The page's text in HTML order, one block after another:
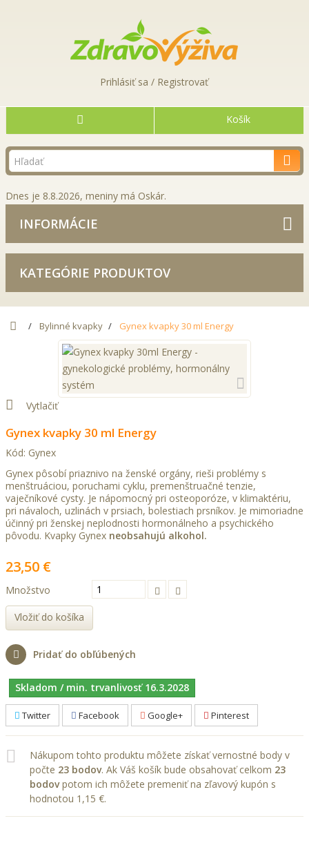
Prihlásiť sa / Registrovať
Košík
Dnes je 8.8.2026, meniny má Oskár.
INFORMÁCIE
KATEGÓRIE PRODUKTOV
Bylinné kvapky Gynex kvapky 30 ml Energy
Vytlačiť
Gynex kvapky 30 ml Energy
Kód: Gynex
Gynex pôsobí priaznivo na ženské orgány, rieši problémy s
menštruáciou, poruchami cyklu, premenštruačné tenzie,
vaječníkové cysty. Je nápomocný pri osteoporóze, v klimaktériu,
pri návaloch, uzlinách v prsiach, bolestiach prsníkov. Je mimoriadne
účinný pri ženskej neplodnosti hormonálneho a psychického
pôvodu. Kvapky Gynex neobsahujú alkohol.
23,50 €
Množstvo
Vložiť do košíka
Pridať do obľúbených
Skladom / min. trvanlivosť 16.3.2028
Twitter Facebook Google+ Pinterest
Nákupom tohto produktu môžete získať vernostné body v
počte 23 bodov. Ak Váš košík bude obsahovať celkom 23
bodovpotom ich môžete premeniť na zľavový kupón s
hodnotou 1,15 €.